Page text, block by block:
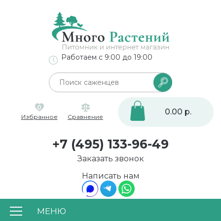
МЕНЮ
Написать нам
Работаем с 9:00 до 19:00
0
Избранное
Сравнение
0.00 р.
+7 (495) 133-96-49
Заказать звонок